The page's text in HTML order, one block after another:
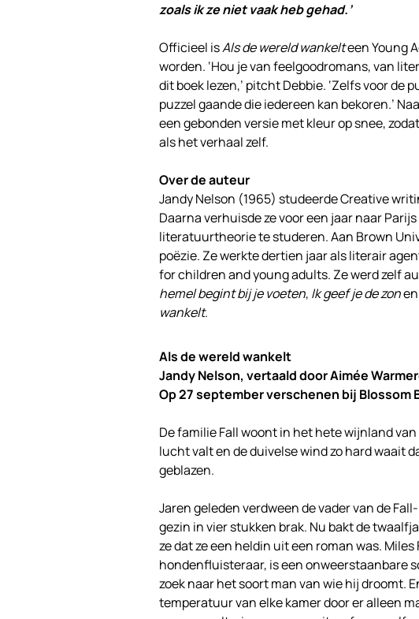
zoals ik ze niet vaak heb gehad.’
Officieel isAls de wereld wankelteen Young
worden. ‘Hou je van feelgoodromans, van
dit boek lezen,’ pitcht Debbie. ‘Zelfs voor
puzzel gaande die iedereen kan bekoren.’
een gebonden versie met kleur op snee,
als het verhaal zelf.
Over de auteur
Jandy Nelson (1965) studeerde Creative
Daarna verhuisde ze voor een jaar naar
literatuurtheorie te studeren. Aan Brown
poëzie. Ze werkte dertien jaar als literair
for children and young adults. Ze werd zelf
hemel begint bij je voeten, Ik geef je de zon
wankelt.
Als de wereld wankelt
Jandy Nelson, vertaald door Aimée
Op 27 september verschenen bij Blossom
De familie Fall woont in het hete wijnland
lucht valt en de duivelse wind zo hard waait
geblazen.
Jaren geleden verdween de vader van de
gezin in vier stukken brak. Nu bakt de
ze dat ze een heldin uit een roman was.
hondenfluisteraar, is een onweerstaanbare
zoek naar het soort man van wie hij droomt.
temperatuur van elke kamer door er alleen